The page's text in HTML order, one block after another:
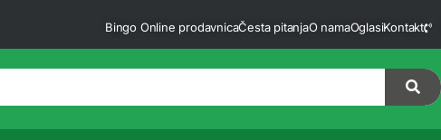
Bingo Online prodavnicaČesta pitanjaO namaOglasiKontakt